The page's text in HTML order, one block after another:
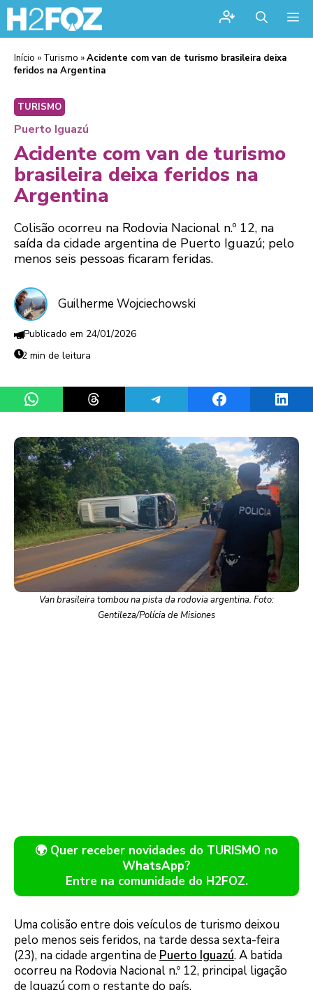
Início » Turismo »Acidente com van de turismo brasileira deixa
feridos na Argentina
TURISMO
Puerto Iguazú
Acidente com van de turismo
brasileira deixa feridos na
Argentina
Colisão ocorreu na Rodovia Nacional n.º 12, na
saída da cidade argentina de Puerto Iguazú; pelo
menos seis pessoas ficaram feridas.
Guilherme Wojciechowski
24/01/2026
2 min de leitura
Share on WhatsAppShare on ThreadsShare on TelegramShare on Facebook
Van brasileira tombou na pista da rodovia argentina. Foto:
Gentileza/Polícia de Misiones
🌍 Quer receber novidades do TURISMO no
WhatsApp?
Entre na comunidade do H2FOZ.
Uma colisão entre dois veículos de turismo deixou
pelo menos seis feridos, na tarde dessa sexta-feira
(23), na cidade argentina de Puerto Iguazú. A batida
ocorreu na Rodovia Nacional n.º 12, principal ligação
de Iguazú com o restante do país.